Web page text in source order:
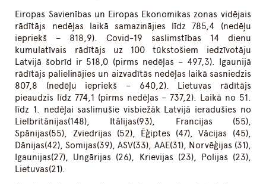
Eiropas Savienības un Eiropas Ekonomikas zonas vidējais
rādītājs nedēļas laikā samazinājies līdz 785,4 (nedēļu
iepriekš – 818,9). Covid-19 saslimstības 14 dienu
kumulatīvais rādītājs uz 100 tūkstošiem iedzīvotāju
Latvijā šobrīd ir 518,0 (pirms nedēļas – 497,3). Igaunijā
rādītājs palielinājies un aizvadītās nedēļas laikā sasniedzis
807,8 (nedēļu iepriekš – 640,2). Lietuvas rādītājs
pieaudzis līdz 774,1 (pirms nedēļas – 737,2). Laikā no 51.
līdz 1. nedēļai saslimušie visbiežāk Latvijā ieradušies no
Lielbritānijas(148), Itālijas(93), Francijas (55),
Spānijas(55), Zviedrijas (52), Ēģiptes (47), Vācijas (45),
Dānijas(42), Somijas(39), ASV(33), AAE(31), Norvēģijas (31),
Igaunijas(27), Ungārijas (26), Krievijas (23), Polijas (23),
Lietuvas(21).